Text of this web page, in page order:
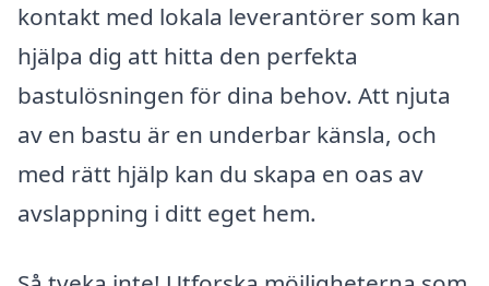
kontakt med lokala leverantörer som kan
hjälpa dig att hitta den perfekta
bastulösningen för dina behov. Att njuta
av en bastu är en underbar känsla, och
med rätt hjälp kan du skapa en oas av
avslappning i ditt eget hem.